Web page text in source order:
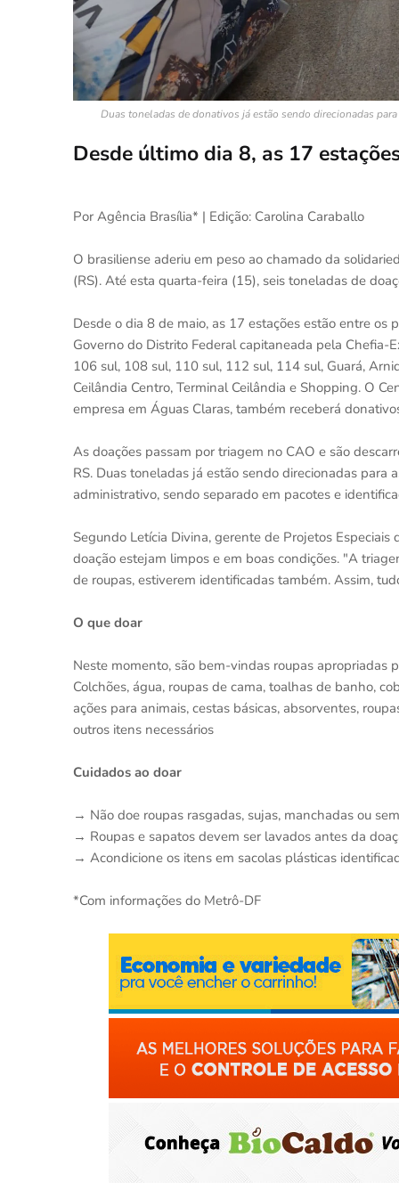
Duas toneladas de donativos já estão sendo direcionadas
Desde último dia 8, as 17
Por Agência Brasília* | Edição: Carolina Caraballo
O brasiliense aderiu em peso ao chamado da
(RS). Até esta quarta-feira (15), seis toneladas de
Desde o dia 8 de maio, as 17 estações estão entre
Governo do Distrito Federal capitaneada pela Chefia-
106 sul, 108 sul, 110 sul, 112 sul, 114 sul, Guará,
Ceilândia Centro, Terminal Ceilândia e Shopping. O
empresa em Águas Claras, também receberá
As doações passam por triagem no CAO e são
RS. Duas toneladas já estão sendo direcionadas
administrativo, sendo separado em pacotes e
Segundo Letícia Divina, gerente de Projetos
doação estejam limpos e em boas condições. "A
de roupas, estiverem identificadas também. Assim,
O que doar
Neste momento, são bem-vindas roupas apropriadas
Colchões, água, roupas de cama, toalhas de banho,
ações para animais, cestas básicas, absorventes,
outros itens necessários
Cuidados ao doar
→ Não doe roupas rasgadas, sujas, manchadas ou
→ Roupas e sapatos devem ser lavados antes da
→ Acondicione os itens em sacolas plásticas
*Com informações do Metrô-DF